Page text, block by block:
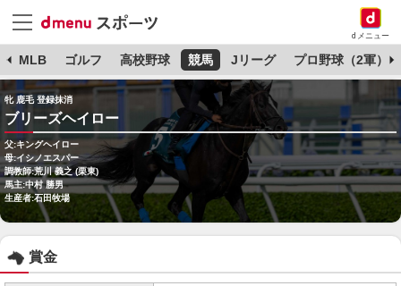
dメニュー
MLB ゴルフ 高校野球 競馬 Jリーグ プロ野球（2軍）
牝 鹿毛 登録抹消
ブリーズヘイロー
父:キングヘイロー
母:イシノエスパー
調教師:荒川 義之 (栗東)
馬主:中村 勝男
生産者:石田牧場
賞金